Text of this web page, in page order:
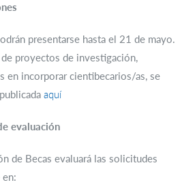
presentarse hasta el 21 de mayo.
de proyectos de investigación,
en incorporar cientibecarios/as, se
aquí
evaluación
de Becas evaluará las solicitudes
en: